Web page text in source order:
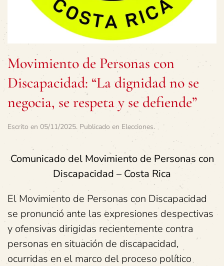
Movimiento de Personas con
Discapacidad: “La dignidad no se
negocia, se respeta y se defiende”
Escrito en 05/11/2025. Publicado en Elecciones.
Comunicado del Movimiento de Personas con
Discapacidad – Costa Rica
El Movimiento de Personas con Discapacidad
se pronunció ante las expresiones despectivas
y ofensivas dirigidas recientemente contra
personas en situación de discapacidad,
ocurridas en el marco del proceso político